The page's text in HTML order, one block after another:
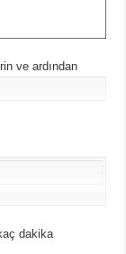
ve ardından
dakika